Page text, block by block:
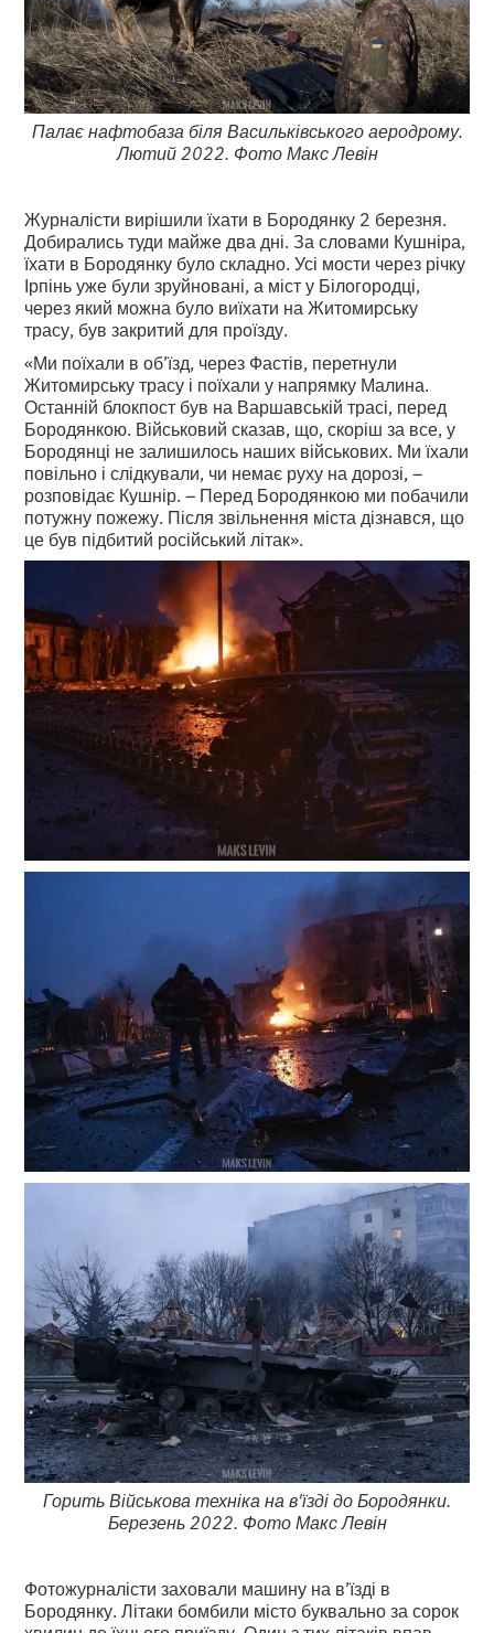
Палає нафтобаза біля Васильківського аеродрому.
Лютий 2022. Фото Макс Левін
Журналісти вирішили їхати в Бородянку 2 березня.
Добирались туди майже два дні. За словами Кушніра,
їхати в Бородянку було складно. Усі мости через річку
Ірпінь уже були зруйновані, а міст у Білогородці,
через який можна було виїхати на Житомирську
трасу, був закритий для проїзду.
«Ми поїхали в об’їзд, через Фастів, перетнули
Житомирську трасу і поїхали у напрямку Малина.
Останній блокпост був на Варшавській трасі, перед
Бородянкою. Військовий сказав, що, скоріш за все, у
Бородянці не залишилось наших військових. Ми їхали
повільно і слідкували, чи немає руху на дорозі, –
розповідає Кушнір. – Перед Бородянкою ми побачили
потужну пожежу. Після звільнення міста дізнався, що
це був підбитий російський літак».
Горить Військова техніка на в'їзді до Бородянки.
Березень 2022. Фото Макс Левін
Фотожурналісти заховали машину на в’їзді в
Бородянку. Літаки бомбили місто буквально за сорок